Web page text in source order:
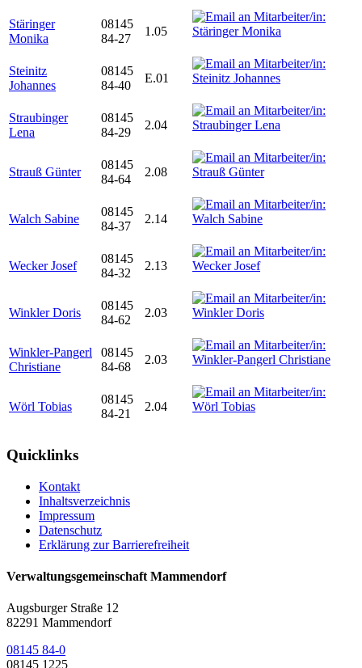
Stäringer
Monika
08145
84-27
1.05
Steinitz
Johannes
08145
84-40
E.01
Straubinger
Lena
08145
84-29
2.04
Strauß Günter
08145
84-64
2.08
Walch Sabine
08145
84-37
2.14
Wecker Josef
08145
84-32
2.13
Winkler Doris
08145
84-62
2.03
Winkler-Pangerl
Christiane
08145
84-68
2.03
Wörl Tobias
08145
84-21
2.04
Quicklinks
Kontakt
Inhaltsverzeichnis
Impressum
Datenschutz
Erklärung zur Barrierefreiheit
Verwaltungsgemeinschaft Mammendorf
Augsburger Straße 12
82291 Mammendorf
08145 84-0
08145 1225